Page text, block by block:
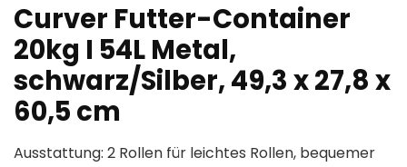
Curver Futter-Container
20kg I 54L Metal,
schwarz/Silber, 49,3 x 27,8 x
60,5 cm
Ausstattung: 2 Rollen für leichtes Rollen, bequemer